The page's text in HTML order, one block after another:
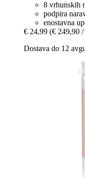
8 vrhunskih
podpira
enostavna
€ 24,99 (€ 249,90
Dostava do 12